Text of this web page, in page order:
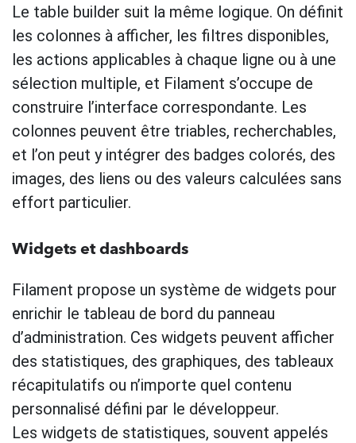
Le table builder suit la même logique. On définit
les colonnes à afficher, les filtres disponibles,
les actions applicables à chaque ligne ou à une
sélection multiple, et Filament s’occupe de
construire l’interface correspondante. Les
colonnes peuvent être triables, recherchables,
et l’on peut y intégrer des badges colorés, des
images, des liens ou des valeurs calculées sans
effort particulier.
Widgets et dashboards
Filament propose un système de widgets pour
enrichir le tableau de bord du panneau
d’administration. Ces widgets peuvent afficher
des statistiques, des graphiques, des tableaux
récapitulatifs ou n’importe quel contenu
personnalisé défini par le développeur.
Les widgets de statistiques, souvent appelés